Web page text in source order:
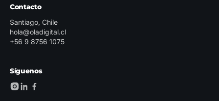
Contacto
Santiago, Chile
hola@oladigital.cl
+56 9 8756 1075
Síguenos